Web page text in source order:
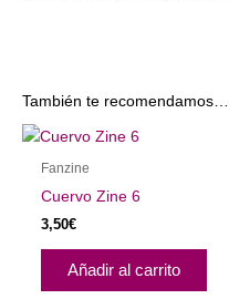
También te recomendamos…
Fanzine
Cuervo Zine 6
3,50€
Añadir al carrito